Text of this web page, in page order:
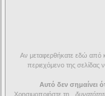
Αν μεταφερθήκατε εδώ από
περιεχόμενο της σελίδας
Αυτό δεν σημαίνει
Χρησιμοποιήστε τη